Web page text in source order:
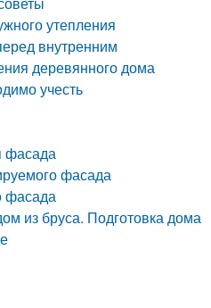
утепления
внутренним
деревянного дома
учесть
фасада
фасада
фасада
из бруса. Подготовка дома